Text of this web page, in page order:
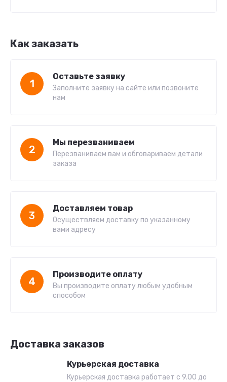
Как заказать
1
Оставьте заявку
Заполните заявку на сайте или позвоните
нам
2
Мы перезваниваем
Перезваниваем вам и обговариваем детали
заказа
3
Доставляем товар
Осуществляем доставку по указанному
вами адресу
4
Производите оплату
Вы производите оплату любым удобным
способом
Доставка заказов
Курьерская доставка
Курьерская доставка работает с 9.00 до